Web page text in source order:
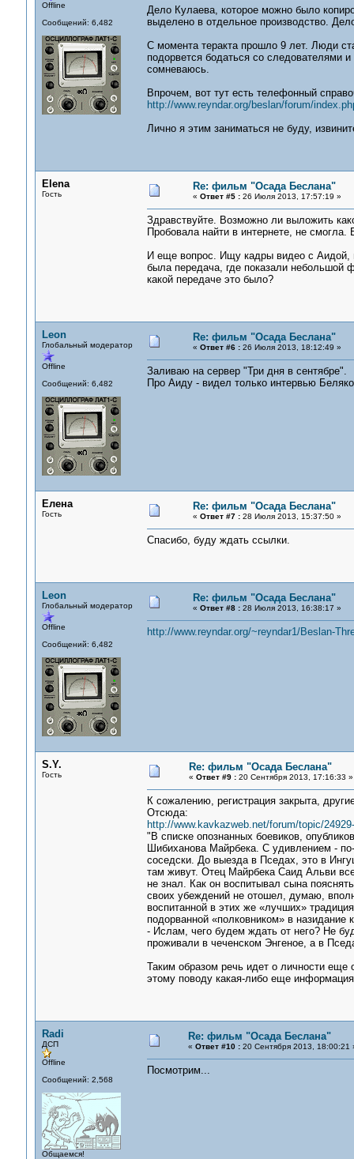
Offline
Сообщений: 6,482
Дело Кулаева, которое можно было
выделено в отдельное производство.
С момента теракта прошло 9 лет. Люди
подорвется бодаться со следователями
сомневаюсь.
Впрочем, вот тут есть телефонный
http://www.reyndar.org/beslan/forum/
Лично я этим заниматься не буду,
Elena
Гость
Re: фильм "Осада Беслана"
« Ответ #5 :26 Июля 2013, 17:57:19 »
Здравствуйте. Возможно ли выложить
Пробовала найти в интернете, не
И еще вопрос. Ищу кадры видео с Аидой,
была передача, где показали небольшой
какой передаче это было?
Leon
Глобальный модератор
Offline
Сообщений: 6,482
Re: фильм "Осада Беслана"
« Ответ #6 :26 Июля 2013, 18:12:49 »
Заливаю на сервер "Три дня в сентябре".
Про Аиду - видел только интервью
Елена
Гость
Re: фильм "Осада Беслана"
« Ответ #7 :28 Июля 2013, 15:37:50 »
Спасибо, буду ждать ссылки.
Leon
Глобальный модератор
Offline
Сообщений: 6,482
Re: фильм "Осада Беслана"
« Ответ #8 :28 Июля 2013, 16:38:17 »
http://www.reyndar.org/~reyndar1/Beslan-
S.Y.
Гость
Re: фильм "Осада Беслана"
« Ответ #9 :20 Сентября 2013, 17:16:33 »
К сожалению, регистрация закрыта,
Отсюда:
http://www.kavkazweb.net/forum/topic/
"В списке опознанных боевиков,
Шибиханова Майрбека. С удивлением -
соседски. До выезда в Пседах, это в
там живут. Отец Майрбека Саид Альви
не знал. Как он воспитывал сына
своих убеждений не отошел, думаю,
воспитанной в этих же «лучших»
подорванной «полковником» в
- Ислам, чего будем ждать от него? Не
проживали в чеченском Энгеное, а в
Таким образом речь идет о личности еще
этому поводу какая-либо еще
Radi
ДСП
Offline
Сообщений: 2,568
Общаемся!
Re: фильм "Осада Беслана"
« Ответ #10 :20 Сентября 2013, 18:00:21
Посмотрим...